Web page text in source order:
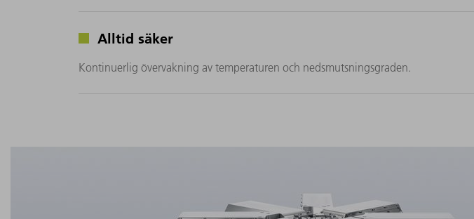
Alltid säker
Kontinuerlig övervakning av temperaturen och nedsmutsningsgraden.